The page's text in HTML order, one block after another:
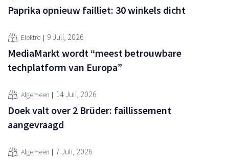
Paprika opnieuw failliet: 30 winkels dicht
Elektro 9 Juli, 2026
MediaMarkt wordt “meest betrouwbare
techplatform van Europa”
Algemeen 14 Juli, 2026
Doek valt over 2 Brüder: faillissement
aangevraagd
Algemeen 7 Juli, 2026